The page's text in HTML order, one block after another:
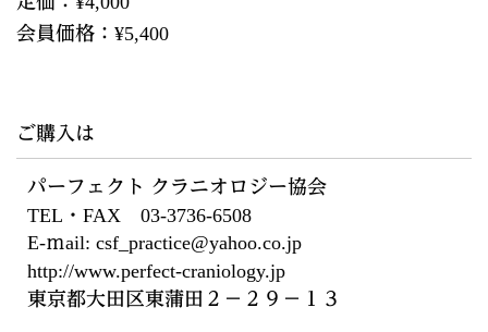
会員価格：¥5,400
ご購入は
パーフェクト クラニオロジー協会
TEL・FAX 03-3736-6508
E-ｍail: csf_practice@yahoo.co.jp
http://www.perfect-craniology.jp
東京都大田区東蒲田２－２９－１３